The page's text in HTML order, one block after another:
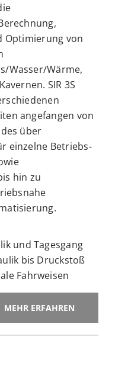
Optimierung von
Wasser/Wärme,
SIR 3S
angefangen von
über
einzelne Betriebs-
hin zu
und Tagesgang
bis Druckstoß
Fahrweisen
MEHR ERFAHREN